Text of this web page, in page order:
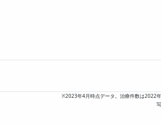
※2023年4月時点データ。治療件数は2022